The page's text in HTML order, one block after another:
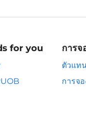
for you การจ
ตัวแท
การจ